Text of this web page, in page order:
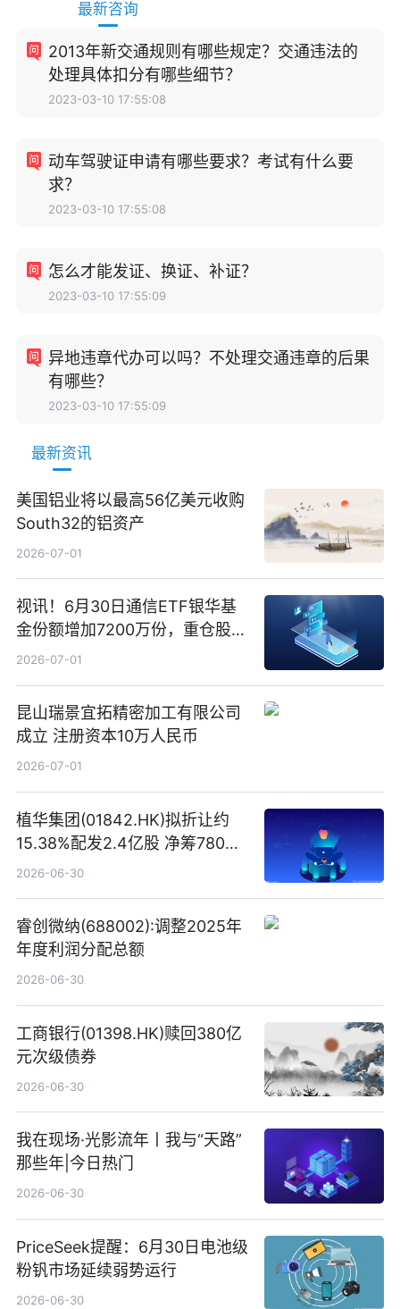
最新咨询
2013年新交通规则有哪些规定？交通违法的
处理具体扣分有哪些细节？
2023-03-10 17:55:08
动车驾驶证申请有哪些要求？考试有什么要
求？
2023-03-10 17:55:08
怎么才能发证、换证、补证？
2023-03-10 17:55:09
异地违章代办可以吗？不处理交通违章的后果
有哪些？
2023-03-10 17:55:09
最新资讯
美国铝业将以最高56亿美元收购
South32的铝资产
2026-07-01
视讯！6月30日通信ETF银华基
金份额增加7200万份，重仓股新
易盛、中际旭创、立讯精密
2026-07-01
昆山瑞景宜拓精密加工有限公司
成立 注册资本10万人民币
2026-07-01
植华集团(01842.HK)拟折让约
15.38%配发2.4亿股 净筹780万
港元
2026-06-30
睿创微纳(688002):调整2025年
年度利润分配总额
2026-06-30
工商银行(01398.HK)赎回380亿
元次级债券
2026-06-30
我在现场·光影流年丨我与“天路”
那些年|今日热门
2026-06-30
PriceSeek提醒：6月30日电池级
粉钒市场延续弱势运行
2026-06-30